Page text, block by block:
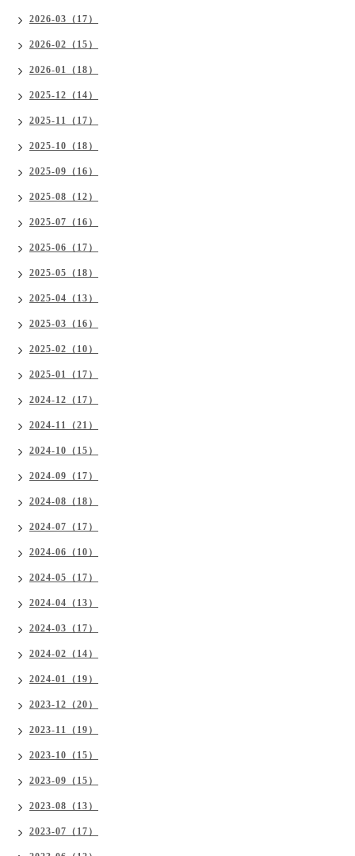
2026-03（17）
2026-02（15）
2026-01（18）
2025-12（14）
2025-11（17）
2025-10（18）
2025-09（16）
2025-08（12）
2025-07（16）
2025-06（17）
2025-05（18）
2025-04（13）
2025-03（16）
2025-02（10）
2025-01（17）
2024-12（17）
2024-11（21）
2024-10（15）
2024-09（17）
2024-08（18）
2024-07（17）
2024-06（10）
2024-05（17）
2024-04（13）
2024-03（17）
2024-02（14）
2024-01（19）
2023-12（20）
2023-11（19）
2023-10（15）
2023-09（15）
2023-08（13）
2023-07（17）